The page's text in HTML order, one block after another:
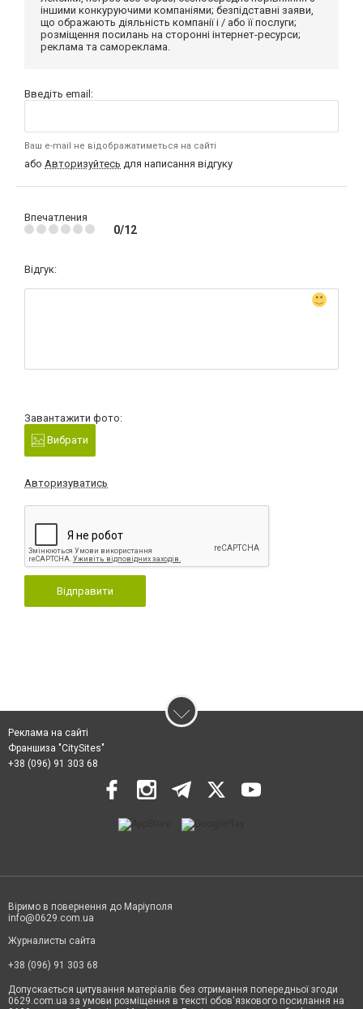
іншими конкуруючими компаніями; безпідставні заяви,
що ображають діяльність компанії і / або її послуги;
розміщення посилань на сторонні інтернет-ресурси;
реклама та самореклама.
Введіть email:
Ваш e-mail не відображатиметься на сайті
або Авторизуйтесь для написання відгуку
Впечатления
0/12
Відгук:
Завантажити фото:
Вибрати
Авторизуватись
Відправити
Реклама на сайті
Франшиза "CitySites"
+38 (096) 91 303 68
Віримо в повернення до Маріуполя
info@0629.com.ua
Журналисты сайта
+38 (096) 91 303 68
Допускається цитування матеріалів без отримання попередньої згоди
0629.com.ua за умови розміщення в тексті обов'язкового посилання на